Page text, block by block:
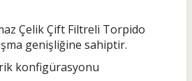
Çelik Çift Filtreli Torpido
genişliğine sahiptir.
konfigürasyonu